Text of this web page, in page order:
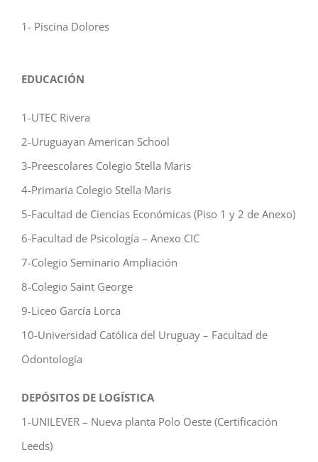
1- Piscina Dolores
EDUCACIÓN
1-UTEC Rivera
2-Uruguayan American School
3-Preescolares Colegio Stella Maris
4-Primaria Colegio Stella Maris
5-Facultad de Ciencias Económicas (Piso 1 y 2 de Anexo)
6-Facultad de Psicología – Anexo CIC
7-Colegio Seminario Ampliación
8-Colegio Saint George
9-Liceo García Lorca
10-Universidad Católica del Uruguay – Facultad de
Odontología
DEPÓSITOS DE LOGÍSTICA
1-UNILEVER – Nueva planta Polo Oeste (Certificación
Leeds)